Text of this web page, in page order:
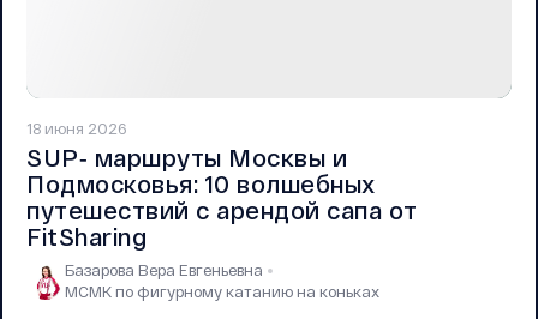
18 июня 2026
SUP‑ маршруты Москвы и
Подмосковья: 10 волшебных
путешествий с арендой сапа от
FitSharing
Базарова Вера Евгеньевна
МСМК по фигурному катанию на коньках